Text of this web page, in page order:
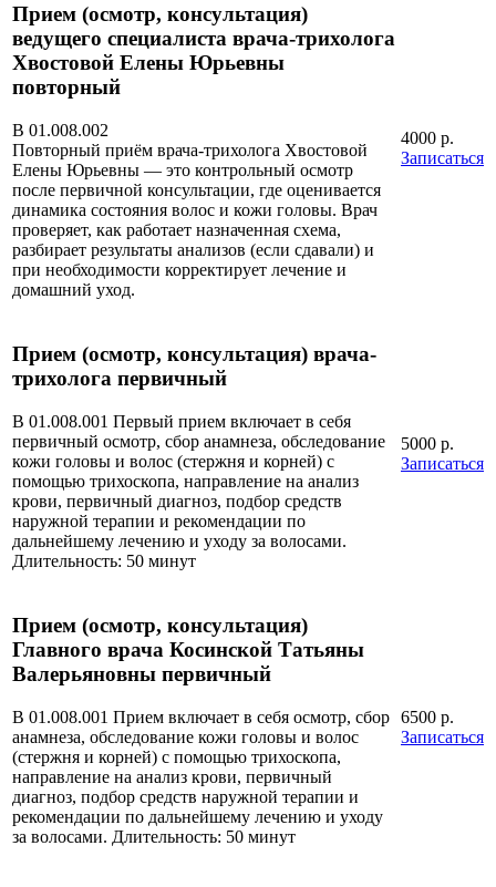
Прием (осмотр, консультация)
ведущего специалиста врача-трихолога
Хвостовой Елены Юрьевны
повторный
В 01.008.002
Повторный приём врача-трихолога Хвостовой
Елены Юрьевны — это контрольный осмотр
после первичной консультации, где оценивается
динамика состояния волос и кожи головы. Врач
проверяет, как работает назначенная схема,
разбирает результаты анализов (если сдавали) и
при необходимости корректирует лечение и
домашний уход.
4000 р.
Записаться
Прием (осмотр, консультация) врача-
трихолога первичный
В 01.008.001 Первый прием включает в себя
первичный осмотр, сбор анамнеза, обследование
кожи головы и волос (стержня и корней) с
помощью трихоскопа, направление на анализ
крови, первичный диагноз, подбор средств
наружной терапии и рекомендации по
дальнейшему лечению и уходу за волосами.
Длительность: 50 минут
5000 р.
Записаться
Прием (осмотр, консультация)
Главного врача Косинской Татьяны
Валерьяновны первичный
В 01.008.001 Прием включает в себя осмотр, сбор
анамнеза, обследование кожи головы и волос
(стержня и корней) с помощью трихоскопа,
направление на анализ крови, первичный
диагноз, подбор средств наружной терапии и
рекомендации по дальнейшему лечению и уходу
за волосами. Длительность: 50 минут
6500 р.
Записаться